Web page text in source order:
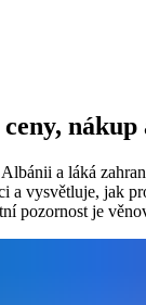
nákup
a láká
a vysvětluje, jak
pozornost je